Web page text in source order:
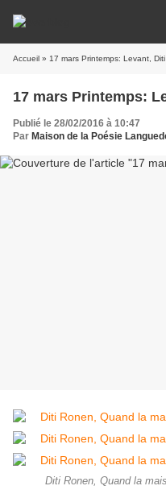
Accueil » 17 mars Printemps: Levant,
17 mars Printemps:
Publié le 28/02/2016 à 10:47
Par Maison de la Poésie
Diti Ronen, Quand la